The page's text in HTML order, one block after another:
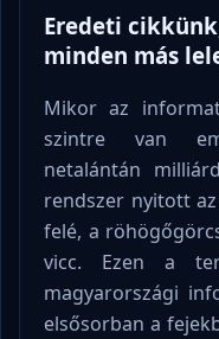
Eredeti
minden más
Mikor az
szintre van
netalántán
rendszer nyitott
felé, a
vicc. Ezen a
magyarországi
elsősorban a